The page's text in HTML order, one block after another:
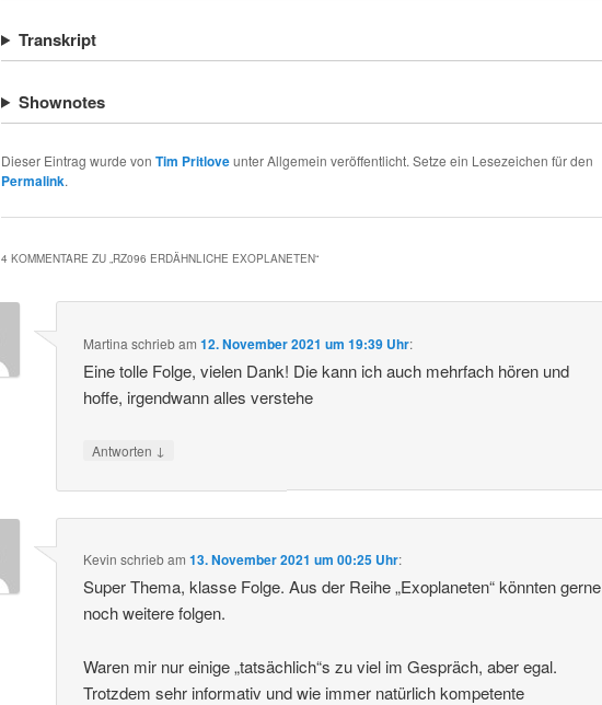
Transkript
Shownotes
Dieser Eintrag wurde von Tim Pritloveunter Allgemein veröffentlicht. Setze ein Lesezeichen für den
Permalink.
4 KOMMENTARE ZU „RZ096 ERDÄHNLICHE EXOPLANETEN“
Martina schriebam12. November 2021 um 19:39 Uhr:
Eine tolle Folge, vielen Dank! Die kann ich auch mehrfach hören und
hoffe, irgendwann alles verstehe
Antworten ↓
Kevin schriebam13. November 2021 um 00:25 Uhr:
Super Thema, klasse Folge. Aus der Reihe „Exoplaneten“ könnten gerne
noch weitere folgen.
Waren mir nur einige „tatsächlich“s zu viel im Gespräch, aber egal.
Trotzdem sehr informativ und wie immer natürlich kompetente